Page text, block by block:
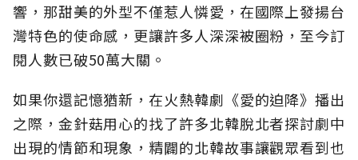
響，那甜美的外型不僅惹人憐愛，在國際上發揚台
灣特色的使命感，更讓許多人深深被圈粉，至今訂
閱人數已破50萬大關。
如果你還記憶猶新，在火熱韓劇《愛的迫降》播出
之際，金針菇用心的找了許多北韓脫北者探討劇中
出現的情節和現象，精闢的北韓故事讓觀眾看到也